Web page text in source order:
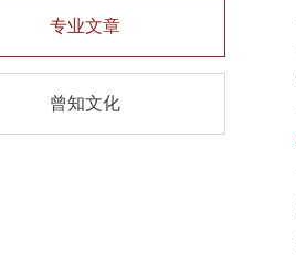
专业文章
曾知文化